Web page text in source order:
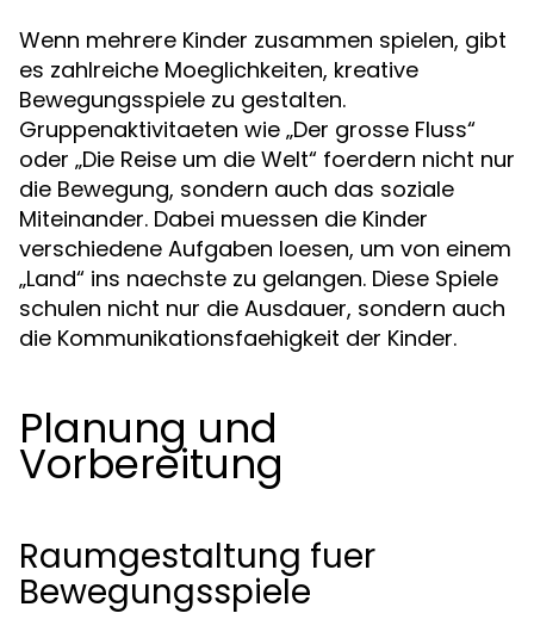
Wenn mehrere Kinder zusammen spielen, gibt
es zahlreiche Moeglichkeiten, kreative
Bewegungsspiele zu gestalten.
Gruppenaktivitaeten wie „Der grosse Fluss“
oder „Die Reise um die Welt“ foerdern nicht nur
die Bewegung, sondern auch das soziale
Miteinander. Dabei muessen die Kinder
verschiedene Aufgaben loesen, um von einem
„Land“ ins naechste zu gelangen. Diese Spiele
schulen nicht nur die Ausdauer, sondern auch
die Kommunikationsfaehigkeit der Kinder.
Planung und
Vorbereitung
Raumgestaltung fuer
Bewegungsspiele